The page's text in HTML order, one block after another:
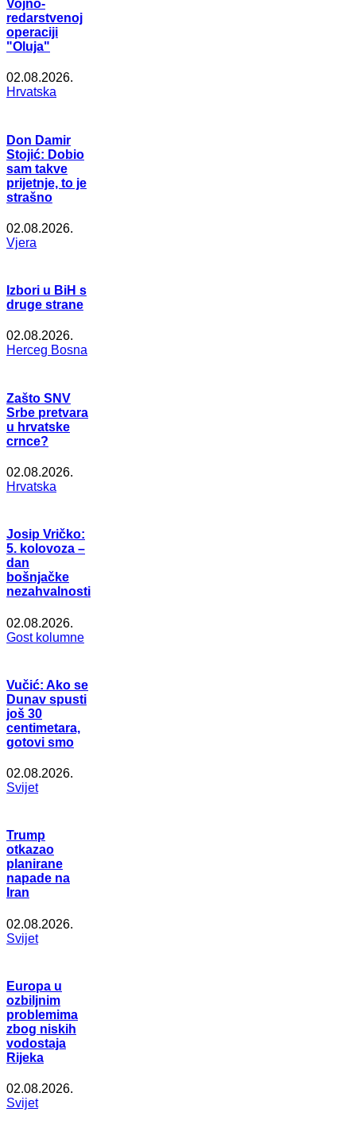
Vojno-
redarstvenoj
operaciji
"Oluja"
02.08.2026.
Hrvatska
Don Damir
Stojić: Dobio
sam takve
prijetnje, to je
strašno
02.08.2026.
Vjera
Izbori u BiH s
druge strane
02.08.2026.
Herceg Bosna
Zašto SNV
Srbe pretvara
u hrvatske
crnce?
02.08.2026.
Hrvatska
Josip Vričko:
5. kolovoza –
dan
bošnjačke
nezahvalnosti
02.08.2026.
Gost kolumne
Vučić: Ako se
Dunav spusti
još 30
centimetara,
gotovi smo
02.08.2026.
Svijet
Trump
otkazao
planirane
napade na
Iran
02.08.2026.
Svijet
Europa u
ozbiljnim
problemima
zbog niskih
vodostaja
Rijeka
02.08.2026.
Svijet